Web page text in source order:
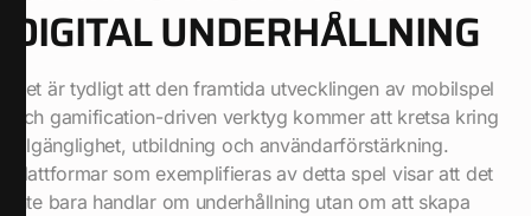
DIGITAL UNDERHÅLLNING
Det är tydligt att den framtida utvecklingen av mobilspel
och gamification-driven verktyg kommer att kretsa kring
tillgänglighet, utbildning och användarförstärkning.
Plattformar som exemplifieras av detta spel visar att det
inte bara handlar om underhållning utan om att skapa